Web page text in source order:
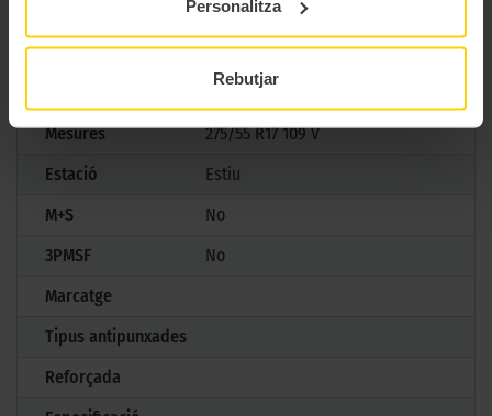
Personalitza
Rebutjar
Marca
Michelin
LATITUDE SPORT 3
Mesures
275/55 R17 109 V
Estació
Estiu
M+S
No
3PMSF
No
Marcatge
Tipus antipunxades
Reforçada